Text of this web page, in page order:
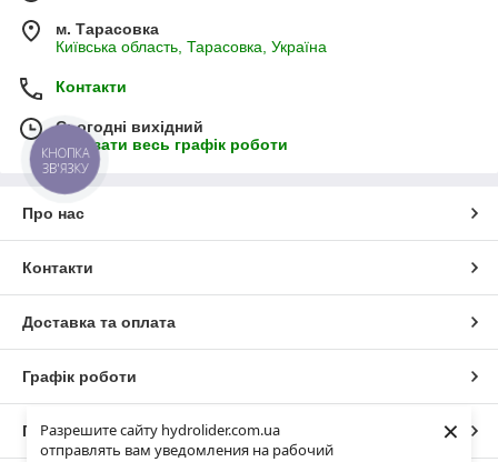
Разрешите сайту hydrolider.com.ua
отправлять вам уведомления на рабочий
×
м. Тарасовка
Київська область, Тарасовка, Україна
Контакти
Сьогодні вихідний
Показати весь графік роботи
Про нас
Контакти
Доставка та оплата
Графік роботи
Повна версія сайту
КНОПКА
ЗВ'ЯЗКУ